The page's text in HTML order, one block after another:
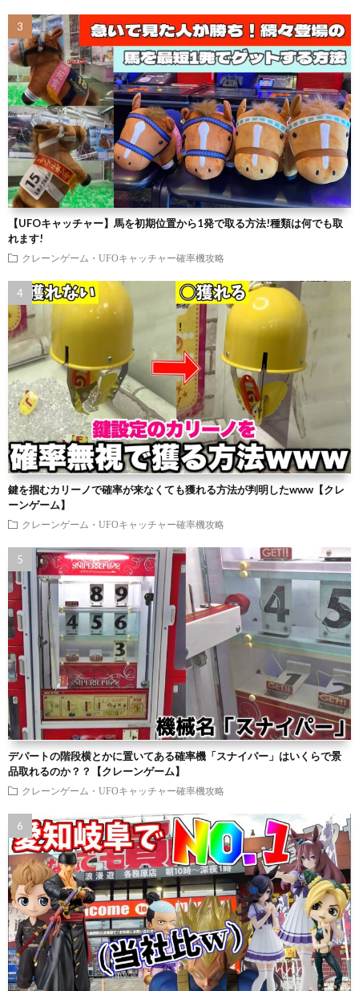
【UFOキャッチャー】馬を初期位置から1発で取る方法!種類は何でも取
れます!
クレーンゲーム・UFOキャッチャー確率機攻略
鍵を掴むカリーノで確率が来なくても獲れる方法が判明したwww【クレ
ーンゲーム】
クレーンゲーム・UFOキャッチャー確率機攻略
デパートの階段横とかに置いてある確率機「スナイパー」はいくらで景
品取れるのか？？【クレーンゲーム】
クレーンゲーム・UFOキャッチャー確率機攻略